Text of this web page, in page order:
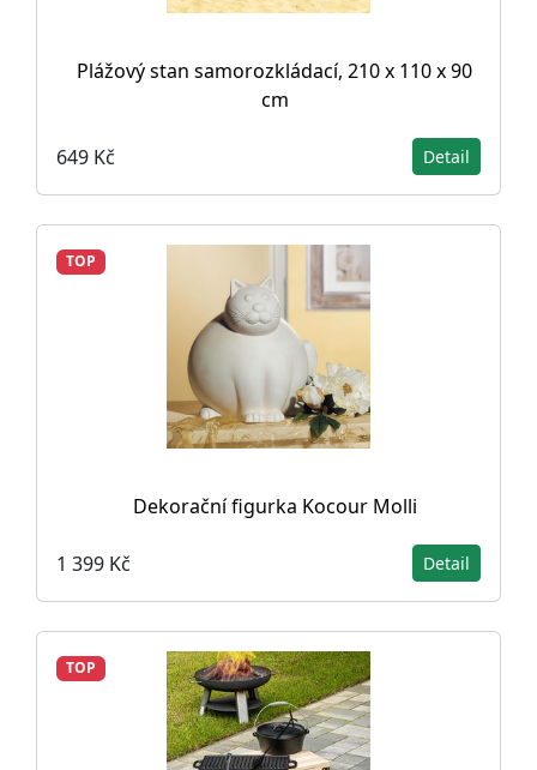
Plážový stan samorozkládací, 210 x 110 x 90
cm
649 Kč Detail
TOP
Dekorační figurka Kocour Molli
1 399 Kč Detail
TOP